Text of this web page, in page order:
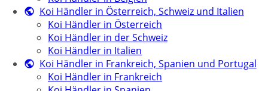
Koi Händler in Österreich, Schweiz und Italien
Koi Händler in Österreich
Koi Händler in der Schweiz
Koi Händler in Italien
Koi Händler in Frankreich, Spanien und Portugal
Koi Händler in Frankreich